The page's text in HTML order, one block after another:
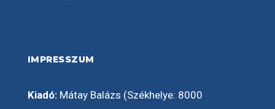
IMPRESSZUM
Kiadó:Mátay Balázs (Székhelye: 8000